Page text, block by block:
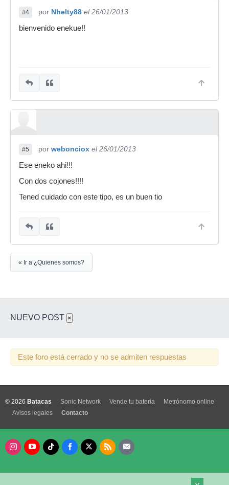
#4 por Nhelty88 el 26/01/2013
bienvenido enekue!!
#5 por webonciox el 26/01/2013
Ese eneko ahi!!!
Con dos cojones!!!!
Tened cuidado con este tipo, es un buen tio
« Ir a ¿Quienes somos?
NUEVO POST ×
Este foro está cerrado y no se admiten respuestas
© 2026 Batacas Sonic Network Vende tu batería
Metrónomo online
Avisos legales
Contacto